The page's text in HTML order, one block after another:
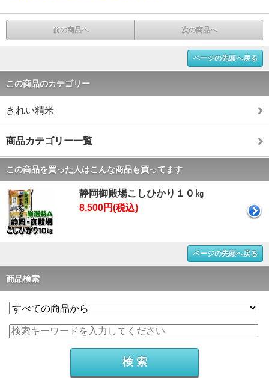
前の商品へ 次の商品へ
ページの先頭へ戻る
この商品のカテゴリー
きれい精米
商品カテゴリー一覧
この商品を買った人はこんな商品も買ってます
静岡御殿場こしひかり１０㎏
8,500円(税込)
ページの先頭へ戻る
商品検索